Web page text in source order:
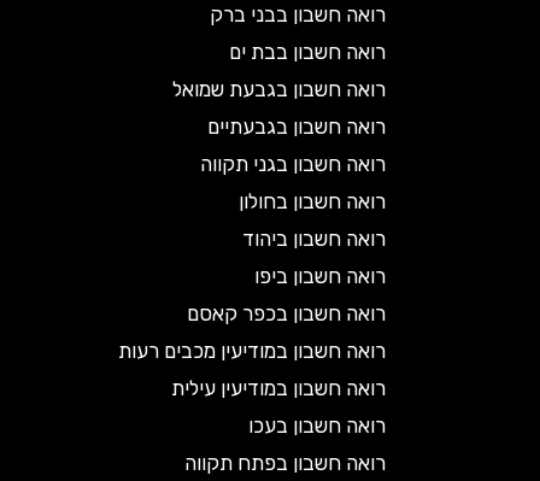
רואה חשבון בבני ברק
רואה חשבון בבת ים
רואה חשבון בגבעת שמואל
רואה חשבון בגבעתיים
רואה חשבון בגני תקווה
רואה חשבון בחולון
רואה חשבון ביהוד
רואה חשבון ביפו
רואה חשבון בכפר קאסם
רואה חשבון במודיעין מכבים רעות
רואה חשבון במודיעין עילית
רואה חשבון בעכו
רואה חשבון בפתח תקווה